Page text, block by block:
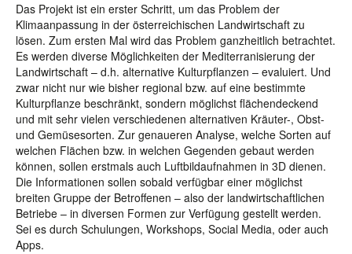
Das Projekt ist ein erster Schritt, um das Problem der
Klimaanpassung in der österreichischen Landwirtschaft zu
lösen. Zum ersten Mal wird das Problem ganzheitlich betrachtet.
Es werden diverse Möglichkeiten der Mediterranisierung der
Landwirtschaft – d.h. alternative Kulturpflanzen – evaluiert. Und
zwar nicht nur wie bisher regional bzw. auf eine bestimmte
Kulturpflanze beschränkt, sondern möglichst flächendeckend
und mit sehr vielen verschiedenen alternativen Kräuter-, Obst-
und Gemüsesorten. Zur genaueren Analyse, welche Sorten auf
welchen Flächen bzw. in welchen Gegenden gebaut werden
können, sollen erstmals auch Luftbildaufnahmen in 3D dienen.
Die Informationen sollen sobald verfügbar einer möglichst
breiten Gruppe der Betroffenen – also der landwirtschaftlichen
Betriebe – in diversen Formen zur Verfügung gestellt werden.
Sei es durch Schulungen, Workshops, Social Media, oder auch
Apps.